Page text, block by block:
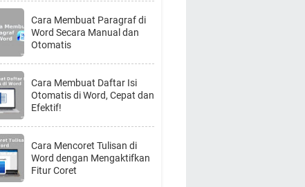
Cara Membuat Paragraf di
Word Secara Manual dan
Otomatis
Cara Membuat Daftar Isi
Otomatis di Word, Cepat dan
Efektif!
Cara Mencoret Tulisan di
Word dengan Mengaktifkan
Fitur Coret